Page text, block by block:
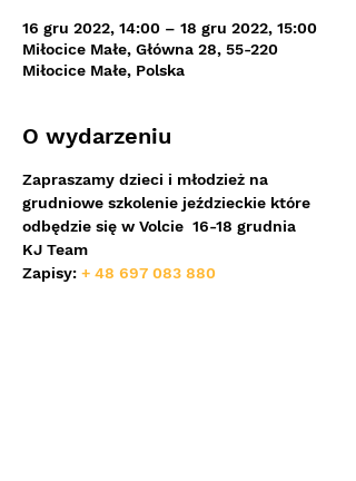
16 gru 2022, 14:00 – 18 gru 2022, 15:00
Miłocice Małe, Główna 28, 55-220
Miłocice Małe, Polska
O wydarzeniu
Zapraszamy dzieci i młodzież na
grudniowe szkolenie jeździeckie które
odbędzie się w Volcie  16-18 grudnia
KJ Team
Zapisy: + 48 697 083 880